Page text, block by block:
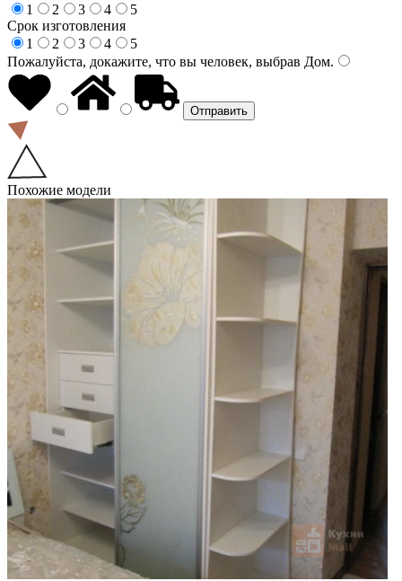
1
2 3 4
5
Срок изготовления
1
2 3 4
5
Пожалуйста, докажите, что вы человек, выбрав Дом.
Похожие модели